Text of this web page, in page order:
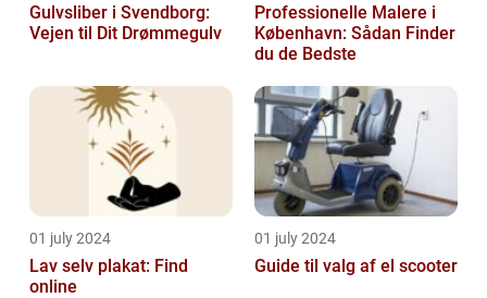
Gulvsliber i Svendborg:
Vejen til Dit Drømmegulv
Professionelle Malere i
København: Sådan Finder
du de Bedste
01 july 2024
Lav selv plakat: Find
online
01 july 2024
Guide til valg af el scooter